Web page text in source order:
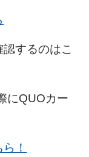
するのはこ
にQUOカー
！